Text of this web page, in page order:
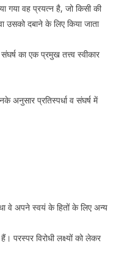
गया वह प्रयत्न है, जो किसी की
दबाने के लिए किया जाता
का एक प्रमुख तत्त्व स्वीकार
अनुसार प्रतिस्पर्धा व संघर्ष में
वे अपने स्वयं के हितों के लिए अन्य
परस्पर विरोधी लक्ष्यों को लेकर